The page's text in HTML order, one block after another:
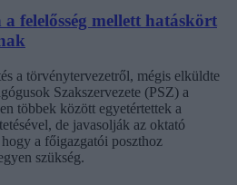
a felelősség mellett hatáskört
a törvénytervezetről, mégis elküldte
Szakszervezete (PSZ) a
többek között egyetértettek a
de javasolják az oktató
a főigazgatói poszthoz
szükség.